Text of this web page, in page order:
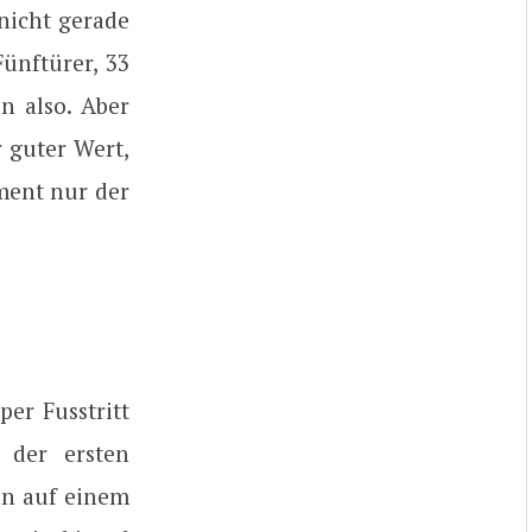
gerade
33
also. Aber
guter Wert,
nur der
Fusstritt
ersten
auf einem